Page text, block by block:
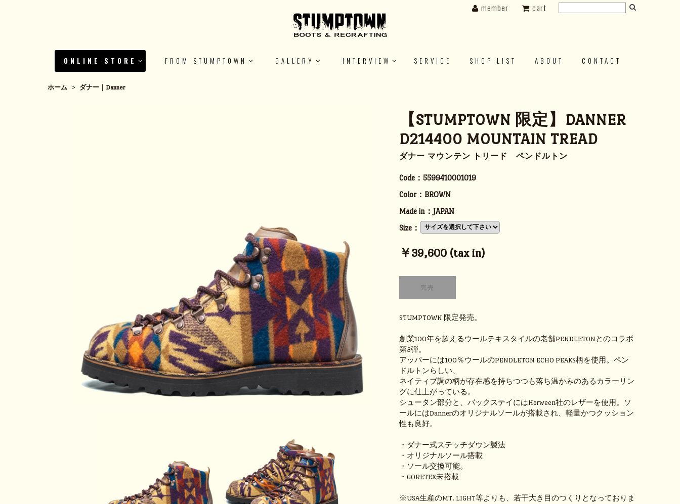
ONLINE STORE FROM STUMPTOWN GALLERY INTERVIEW SERVICE SHOP LIST ABOUT CONTACT
member cart
ホーム > ダナー｜Danner
【STUMPTOWN 限定】DANNER
D214400 MOUNTAIN TREAD
ダナー マウンテン トリード ペンドルトン
Code： 5599410001019
Color： BROWN
Made in： JAPAN
Size：
￥39,600 (tax in)
STUMPTOWN 限定発売。
創業100年を超えるウールテキスタイルの老舗PENDLETONとのコラボ
第3弾。
アッパーには100％ウールのPENDLETON ECHO PEAKS柄を使用。ペン
ドルトンらしい、
ネイティブ調の柄が存在感を持ちつつも落ち温かみのあるカラーリン
グに仕上がっている。
シュータン部分と、バックステイにはHorween社のレザーを使用。ソ
ールにはDannerのオリジナルソールが搭載され、軽量かつクッション
性も良好。
・ダナー式ステッチダウン製法
・オリジナルソール搭載
・ソール交換可能。
・GORETEX未搭載
※USA生産のMT. LIGHT等よりも、若干大き目のつくりとなっておりま